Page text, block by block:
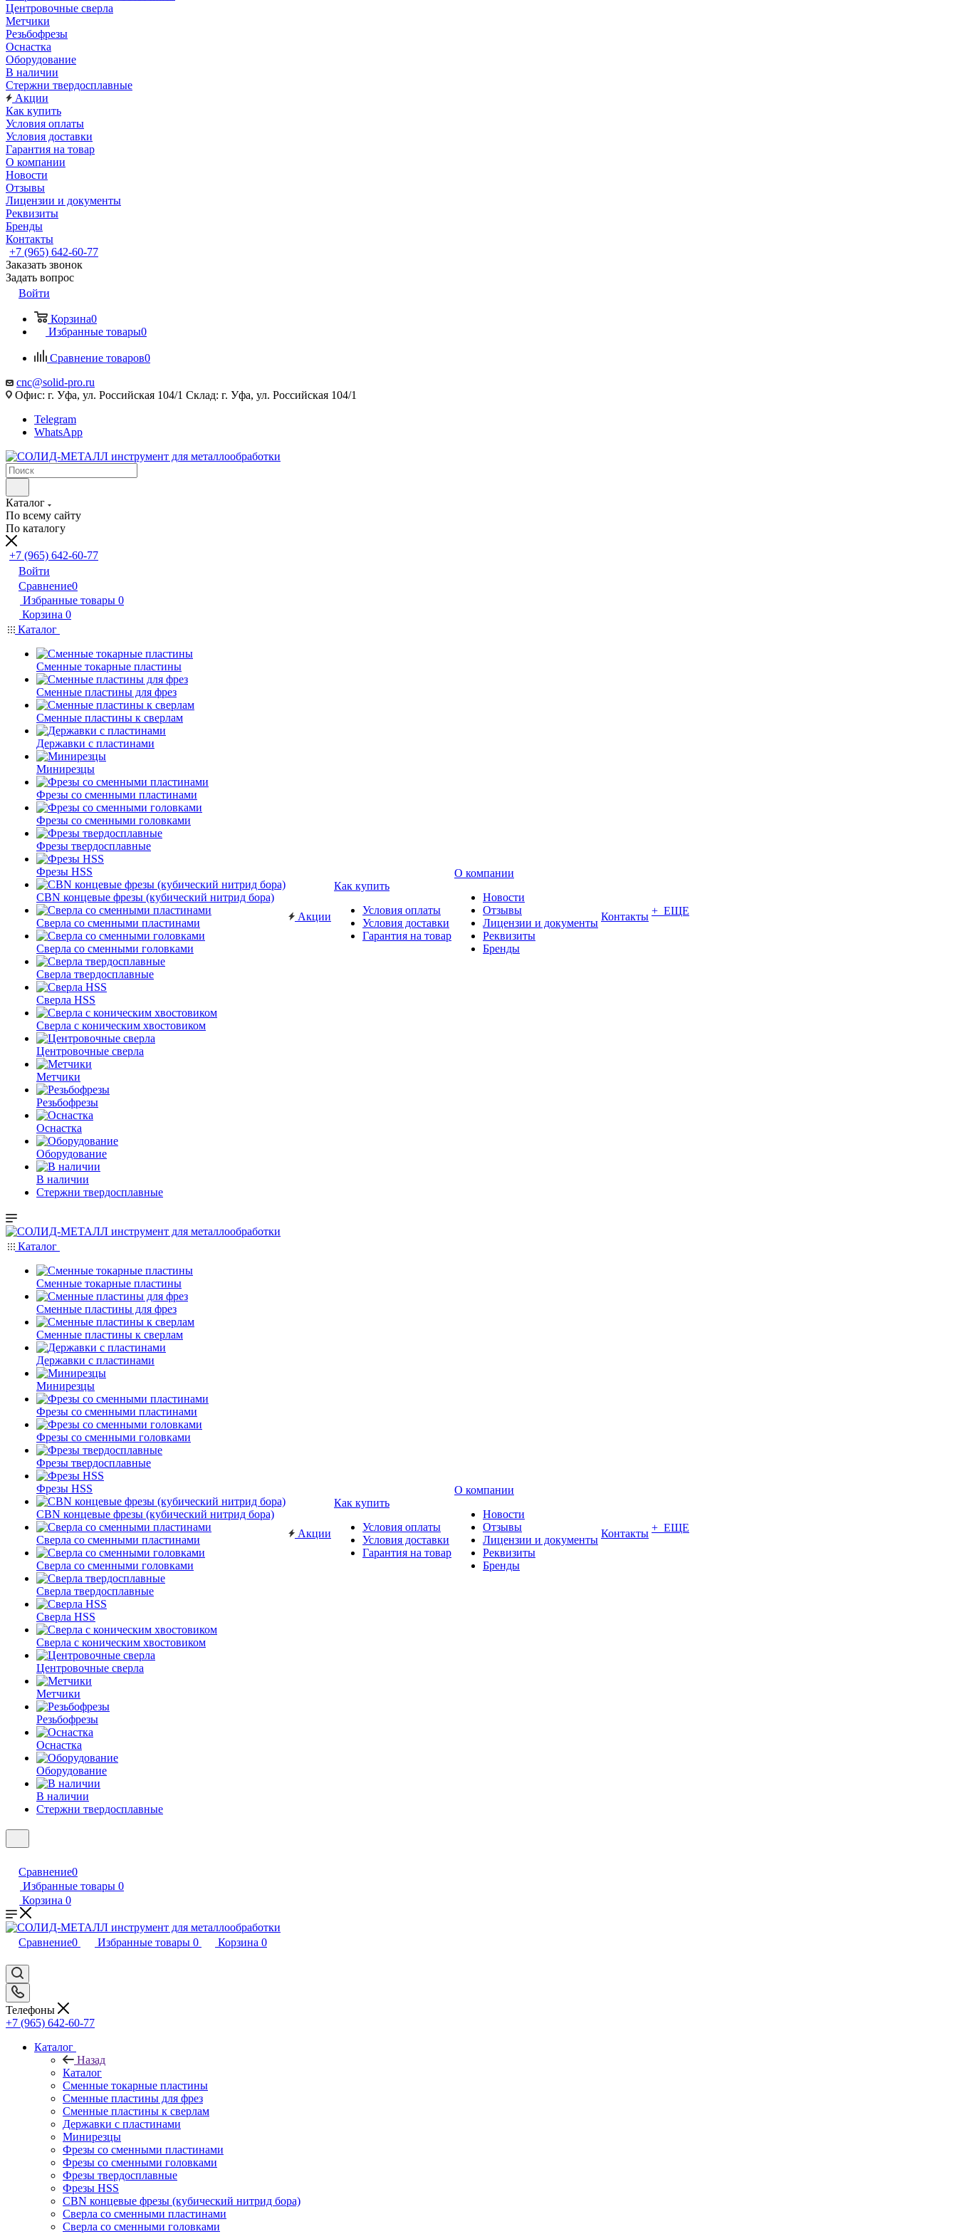
Центровочные сверла
Метчики
Резьбофрезы
Оснастка
Оборудование
В наличии
Стержни твердосплавные
Акции
Как купить
Условия оплаты
Условия доставки
Гарантия на товар
О компании
Новости
Отзывы
Лицензии и документы
Реквизиты
Бренды
Контакты
+7 (965) 642-60-77
Заказать звонок
Задать вопрос
Войти
Корзина0
Избранные товары0
Сравнение товаров0
cnc@solid-pro.ru
Офис: г. Уфа, ул. Российская 104/1 Склад: г. Уфа, ул. Российская 104/1
Telegram
WhatsApp
Каталог
По всему сайту
По каталогу
+7 (965) 642-60-77
Войти
Сравнение0
Избранные товары 0
Корзина 0
Каталог
Сменные токарные пластины
Сменные пластины для фрез
Сменные пластины к сверлам
Державки с пластинами
Минирезцы
Фрезы со сменными пластинами
Фрезы со сменными головками
Фрезы твердосплавные
Фрезы HSS
CBN концевые фрезы (кубический нитрид бора)
Сверла со сменными пластинами
Сверла со сменными головками
Сверла твердосплавные
Сверла HSS
Сверла с коническим хвостовиком
Центровочные сверла
Метчики
Резьбофрезы
Оснастка
Оборудование
В наличии
Стержни твердосплавные
Акции
Как купить
Условия оплаты
Условия доставки
Гарантия на товар
О компании
Новости
Отзывы
Лицензии и документы
Реквизиты
Бренды
Контакты + ЕЩЕ
Каталог
Сменные токарные пластины
Сменные пластины для фрез
Сменные пластины к сверлам
Державки с пластинами
Минирезцы
Фрезы со сменными пластинами
Фрезы со сменными головками
Фрезы твердосплавные
Фрезы HSS
CBN концевые фрезы (кубический нитрид бора)
Сверла со сменными пластинами
Сверла со сменными головками
Сверла твердосплавные
Сверла HSS
Сверла с коническим хвостовиком
Центровочные сверла
Метчики
Резьбофрезы
Оснастка
Оборудование
В наличии
Стержни твердосплавные
Акции
Как купить
Условия оплаты
Условия доставки
Гарантия на товар
О компании
Новости
Отзывы
Лицензии и документы
Реквизиты
Бренды
Контакты + ЕЩЕ
Сравнение0
Избранные товары 0
Корзина 0
Сравнение0 Избранные товары 0 Корзина 0
Телефоны
+7 (965) 642-60-77
Каталог
Назад
Каталог
Сменные токарные пластины
Сменные пластины для фрез
Сменные пластины к сверлам
Державки с пластинами
Минирезцы
Фрезы со сменными пластинами
Фрезы со сменными головками
Фрезы твердосплавные
Фрезы HSS
CBN концевые фрезы (кубический нитрид бора)
Сверла со сменными пластинами
Сверла со сменными головками